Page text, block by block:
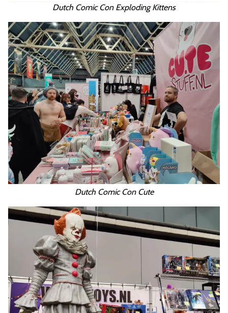
Dutch Comic Con Exploding Kittens
Dutch Comic Con Cute